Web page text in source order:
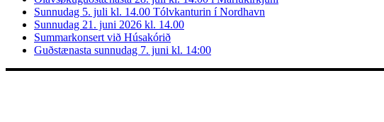
Sunnudag 5. juli kl. 14.00 Tólvkanturin í Nordhavn
Sunnudag 21. juni 2026 kl. 14.00
Summarkonsert við Húsakórið
Guðstænasta sunnudag 7. juni kl. 14:00